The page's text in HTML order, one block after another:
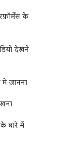
के
देखने
में जानना
बारे में